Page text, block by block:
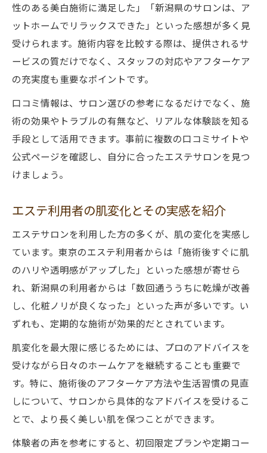
性のある美白施術に満足した」「新潟県のサロンは、ア
ットホームでリラックスできた」といった感想が多く見
受けられます。施術内容を比較する際は、提供されるサ
ービスの質だけでなく、スタッフの対応やアフターケア
の充実度も重要なポイントです。
口コミ情報は、サロン選びの参考になるだけでなく、施
術の効果やトラブルの有無など、リアルな体験談を知る
手段として活用できます。事前に複数の口コミサイトや
公式ページを確認し、自分に合ったエステサロンを見つ
けましょう。
エステ利用者の肌変化とその実感を紹介
エステサロンを利用した方の多くが、肌の変化を実感し
ています。東京のエステ利用者からは「施術後すぐに肌
のハリや透明感がアップした」といった感想が寄せら
れ、新潟県の利用者からは「数回通ううちに乾燥が改善
し、化粧ノリが良くなった」といった声が多いです。い
ずれも、定期的な施術が効果的だとされています。
肌変化を最大限に感じるためには、プロのアドバイスを
受けながら日々のホームケアを継続することも重要で
す。特に、施術後のアフターケア方法や生活習慣の見直
しについて、サロンから具体的なアドバイスを受けるこ
とで、より長く美しい肌を保つことができます。
体験者の声を参考にすると、初回限定プランや定期コー